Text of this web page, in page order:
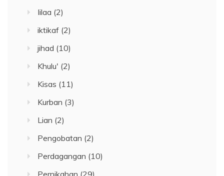
Iilaa (2)
iktikaf (2)
jihad (10)
Khulu' (2)
Kisas (11)
Kurban (3)
Lian (2)
Pengobatan (2)
Perdagangan (10)